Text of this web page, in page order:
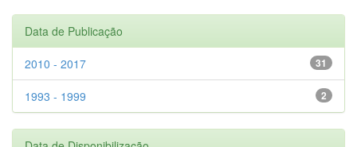
Data de Publicação
31
2010 - 2017
2
1993 - 1999